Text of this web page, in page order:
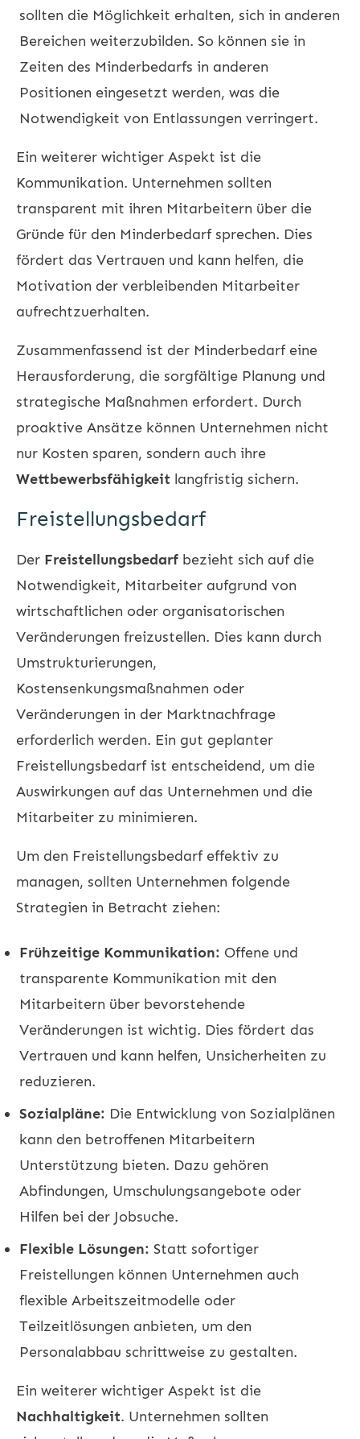
sollten die Möglichkeit erhalten, sich in anderen
Bereichen weiterzubilden. So können sie in
Zeiten des Minderbedarfs in anderen
Positionen eingesetzt werden, was die
Notwendigkeit von Entlassungen verringert.
Ein weiterer wichtiger Aspekt ist die
Kommunikation. Unternehmen sollten
transparent mit ihren Mitarbeitern über die
Gründe für den Minderbedarf sprechen. Dies
fördert das Vertrauen und kann helfen, die
Motivation der verbleibenden Mitarbeiter
aufrechtzuerhalten.
Zusammenfassend ist der Minderbedarf eine
Herausforderung, die sorgfältige Planung und
strategische Maßnahmen erfordert. Durch
proaktive Ansätze können Unternehmen nicht
nur Kosten sparen, sondern auch ihre
Wettbewerbsfähigkeit langfristig sichern.
Freistellungsbedarf
Der Freistellungsbedarf bezieht sich auf die
Notwendigkeit, Mitarbeiter aufgrund von
wirtschaftlichen oder organisatorischen
Veränderungen freizustellen. Dies kann durch
Umstrukturierungen,
Kostensenkungsmaßnahmen oder
Veränderungen in der Marktnachfrage
erforderlich werden. Ein gut geplanter
Freistellungsbedarf ist entscheidend, um die
Auswirkungen auf das Unternehmen und die
Mitarbeiter zu minimieren.
Um den Freistellungsbedarf effektiv zu
managen, sollten Unternehmen folgende
Strategien in Betracht ziehen:
Frühzeitige Kommunikation: Offene und
transparente Kommunikation mit den
Mitarbeitern über bevorstehende
Veränderungen ist wichtig. Dies fördert das
Vertrauen und kann helfen, Unsicherheiten zu
reduzieren.
Sozialpläne: Die Entwicklung von Sozialplänen
kann den betroffenen Mitarbeitern
Unterstützung bieten. Dazu gehören
Abfindungen, Umschulungsangebote oder
Hilfen bei der Jobsuche.
Flexible Lösungen: Statt sofortiger
Freistellungen können Unternehmen auch
flexible Arbeitszeitmodelle oder
Teilzeitlösungen anbieten, um den
Personalabbau schrittweise zu gestalten.
Ein weiterer wichtiger Aspekt ist die
Nachhaltigkeit. Unternehmen sollten